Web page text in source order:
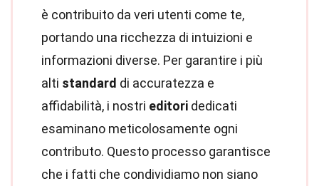
è contribuito da veri utenti come te,
portando una ricchezza di intuizioni e
informazioni diverse. Per garantire i più
alti standard di accuratezza e
affidabilità, i nostri editori dedicati
esaminano meticolosamente ogni
contributo. Questo processo garantisce
che i fatti che condividiamo non siano